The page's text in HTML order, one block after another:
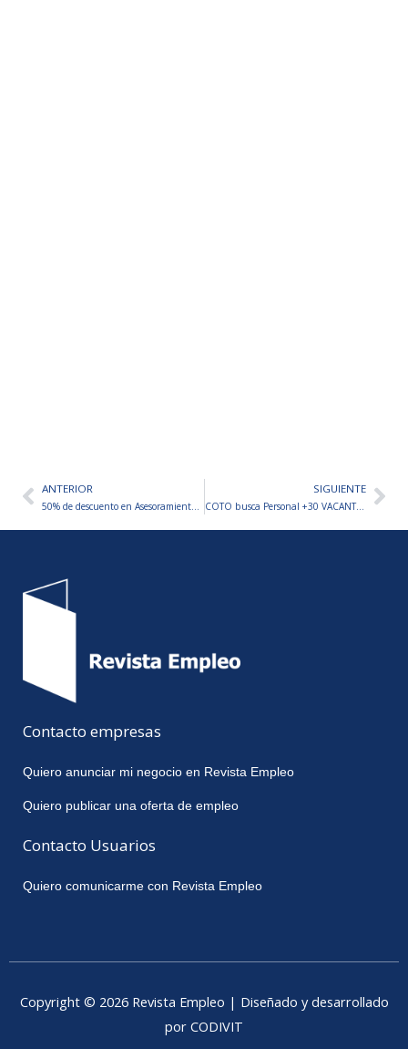
AntANTERIOR SIGUIENTE
COTO busca Personal +30 VACANTES A CUBRIR
Contacto empresas
Quiero anunciar mi negocio en Revista Empleo
Quiero publicar una oferta de empleo
Contacto Usuarios
Quiero comunicarme con Revista Empleo
Copyright © 2026 Revista Empleo | Diseñado y desarrollado
por CODIVIT